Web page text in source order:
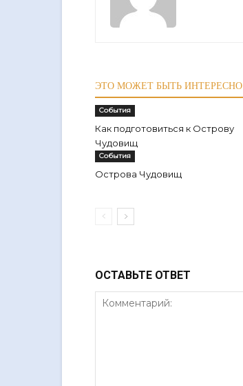
ЭТО МОЖЕТ БЫТЬ ИНТЕРЕСНО
События
Как подготовиться к Острову
Чудовищ
События
Острова Чудовищ
ОСТАВЬТЕ ОТВЕТ